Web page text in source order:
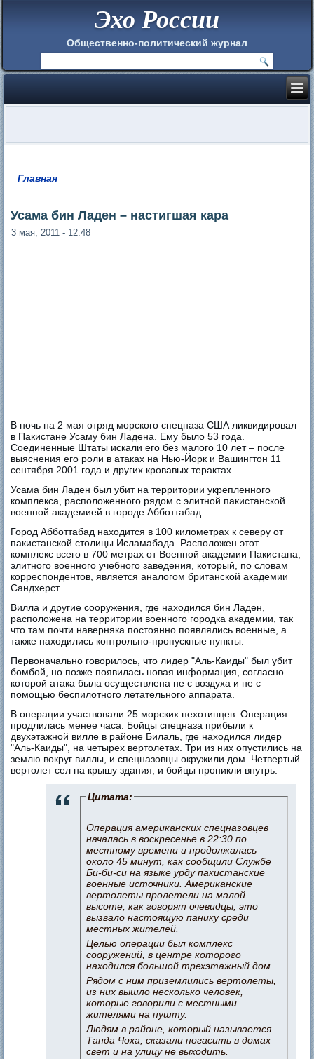
Эхо России
Общественно-политический журнал
Главная
Усама бин Ладен – настигшая кара
3 мая, 2011 - 12:48
В ночь на 2 мая отряд морского спецназа США ликвидировал
в Пакистане Усаму бин Ладена. Ему было 53 года.
Соединенные Штаты искали его без малого 10 лет – после
выяснения его роли в атаках на Нью-Йорк и Вашингтон 11
сентября 2001 года и других кровавых терактах.
Усама бин Ладен был убит на территории укрепленного
комплекса, расположенного рядом с элитной пакистанской
военной академией в городе Абботтабад.
Город Абботтабад находится в 100 километрах к северу от
пакистанской столицы Исламабада. Расположен этот
комплекс всего в 700 метрах от Военной академии Пакистана,
элитного военного учебного заведения, который, по словам
корреспондентов, является аналогом британской академии
Сандхерст.
Вилла и другие сооружения, где находился бин Ладен,
расположена на территории военного городка академии, так
что там почти наверняка постоянно появлялись военные, а
также находились контрольно-пропускные пункты.
Первоначально говорилось, что лидер "Аль-Каиды" был убит
бомбой, но позже появилась новая информация, согласно
которой атака была осуществлена не с воздуха и не с
помощью беспилотного летательного аппарата.
В операции участвовали 25 морских пехотинцев. Операция
продлилась менее часа. Бойцы спецназа прибыли к
двухэтажной вилле в районе Билаль, где находился лидер
"Аль-Каиды", на четырех вертолетах. Три из них опустились на
землю вокруг виллы, и спецназовцы окружили дом. Четвертый
вертолет сел на крышу здания, и бойцы проникли внутрь.
Цитата:
Операция американских спецназовцев
началась в воскресенье в 22:30 по
местному времени и продолжалась
около 45 минут, как сообщили Службе
Би-би-си на языке урду пакистанские
военные источники. Американские
вертолеты пролетели на малой
высоте, как говорят очевидцы, это
вызвало настоящую панику среди
местных жителей.
Целью операции был комплекс
сооружений, в центре которого
находился большой трехэтажный дом.
Рядом с ним приземлились вертолеты,
из них вышло несколько человек,
которые говорили с местными
жителями на пушту.
Людям в районе, который называется
Танда Чоха, сказали погасить в домах
свет и на улицу не выходить.